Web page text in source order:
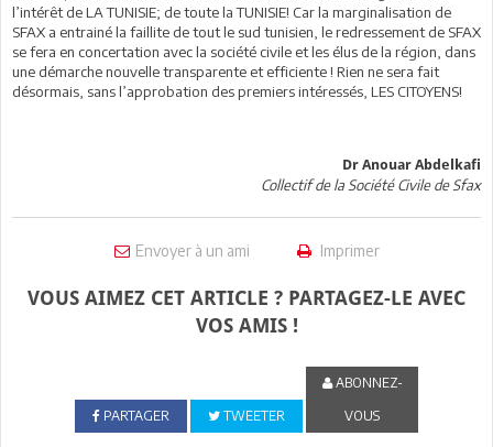
l’intérêt de LA TUNISIE; de toute la TUNISIE! Car la marginalisation de
SFAX a entrainé la faillite de tout le sud tunisien, le redressement de SFAX
se fera en concertation avec la société civile et les élus de la région, dans
une démarche nouvelle transparente et efficiente ! Rien ne sera fait
désormais, sans l’approbation des premiers intéressés, LES CITOYENS!
Dr Anouar Abdelkafi
Collectif de la Société Civile de Sfax
Envoyer à un ami Imprimer
VOUS AIMEZ CET ARTICLE ? PARTAGEZ-LE AVEC
VOS AMIS !
PARTAGER TWEETER
ABONNEZ-
VOUS